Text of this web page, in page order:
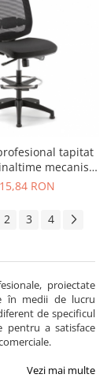
tapitat
mecanism
NEW MALICE
RON
2 3 4
proiectate
în medii de lucru
de specificul
pentru a satisface
Vezi mai multe